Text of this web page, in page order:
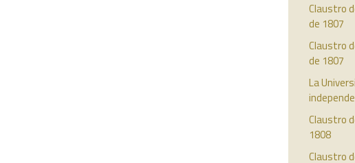
Claustro
de 1807
Claustro
de 1807
La
Claustro
1808
Claustro